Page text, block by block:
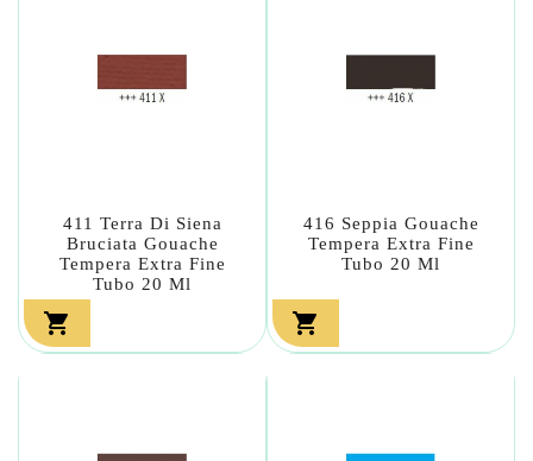
411 Terra Di Siena
Bruciata Gouache
Tempera Extra Fine
Tubo 20 Ml

416 Seppia Gouache
Tempera Extra Fine
Tubo 20 Ml
